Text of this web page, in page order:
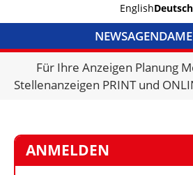
EnglishDeutsch
NEWSAGENDA
VERMIETER
Für Ihre Anzeigen Planung
Stellenanzeigen PRINT und
ANMELDEN